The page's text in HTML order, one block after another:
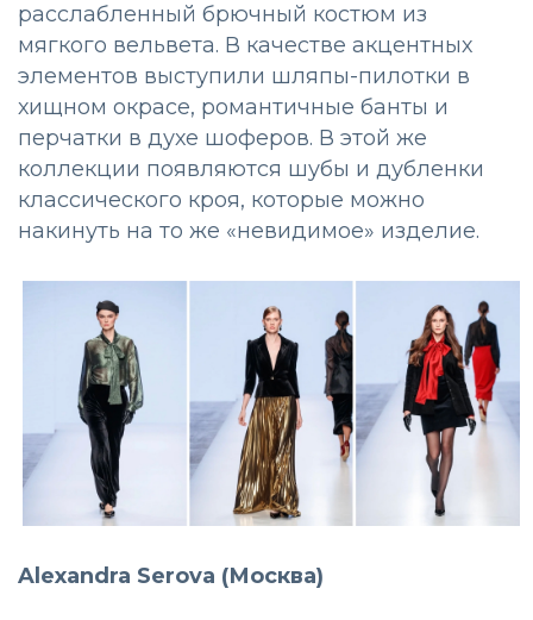
расслабленный брючный костюм из
мягкого вельвета. В качестве акцентных
элементов выступили шляпы-пилотки в
хищном окрасе, романтичные банты и
перчатки в духе шоферов. В этой же
коллекции появляются шубы и дубленки
классического кроя, которые можно
накинуть на то же «невидимое» изделие.
Alexandra Serova (Москва)